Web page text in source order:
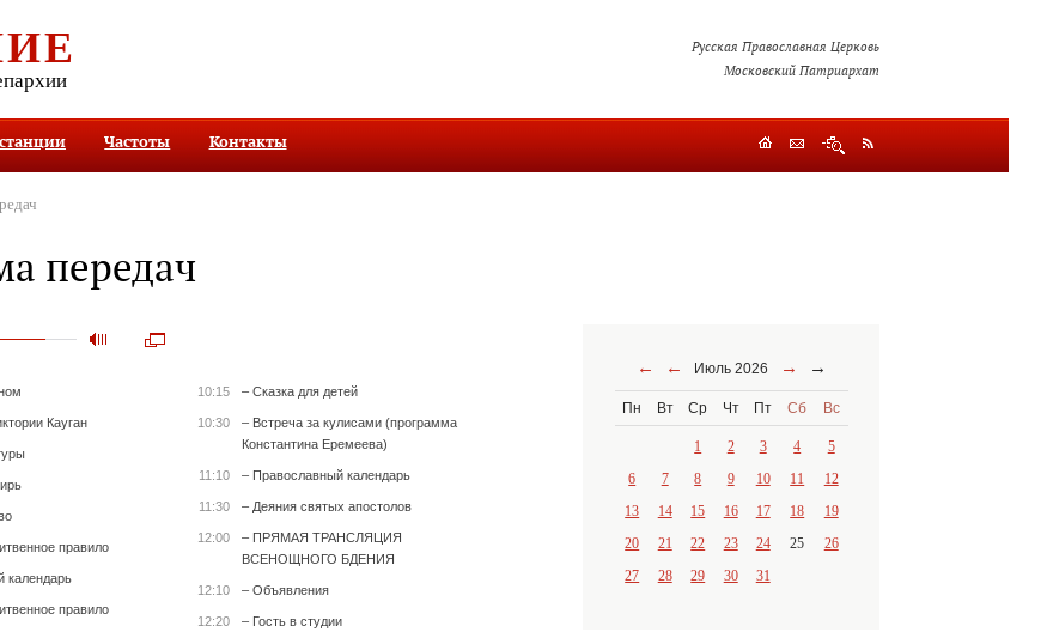
Русская Православная Церковь
Московский Патриархат
Частоты Контакты
передач
Кауган
правило
календарь
правило
10:15 – Сказка для детей
10:30
– Встреча за кулисами (программа
Константина Еремеева)
11:10 – Православный календарь
11:30 – Деяния святых апостолов
12:00
– ПРЯМАЯ ТРАНСЛЯЦИЯ
ВСЕНОЩНОГО БДЕНИЯ
12:10 – Объявления
12:20 – Гость в студии
← ← Июль 2026 → →
Пн Вт Ср Чт Пт Сб Вс
1 2 3 4
5
6
7 8 9 10 11
12
13
14 15 16 17 18
19
20
21 22 23 24 25
26
27
28 29 30 31